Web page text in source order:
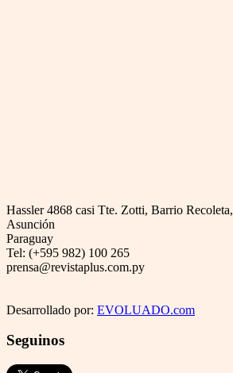
Hassler 4868 casi Tte. Zotti, Barrio Recoleta,
Asunción
Paraguay
Tel: (+595 982) 100 265
prensa@revistaplus.com.py
Desarrollado por: EVOLUADO.com
Seguinos